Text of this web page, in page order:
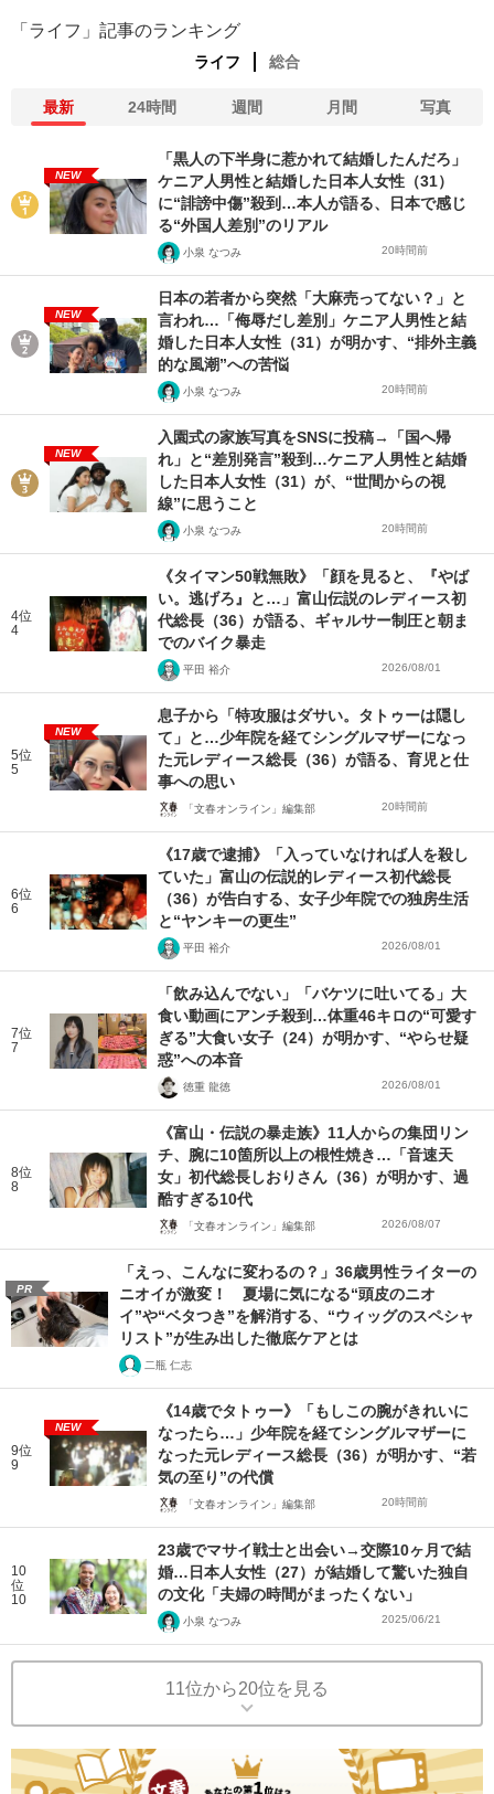
「ライフ」記事のランキング
ライフ 総合
最新 24時間 週間 月間 写真
NEW
「黒人の下半身に惹かれて結婚したんだろ」
ケニア人男性と結婚した日本人女性（31）
に“誹謗中傷”殺到…本人が語る、日本で感じ
る“外国人差別”のリアル
小泉 なつみ 20時間前
NEW
日本の若者から突然「大麻売ってない？」と
言われ…「侮辱だし差別」ケニア人男性と結
婚した日本人女性（31）が明かす、“排外主義
的な風潮”への苦悩
小泉 なつみ 20時間前
NEW
入園式の家族写真をSNSに投稿→「国へ帰
れ」と“差別発言”殺到…ケニア人男性と結婚
した日本人女性（31）が、“世間からの視
線”に思うこと
小泉 なつみ 20時間前
4位
4
《タイマン50戦無敗》「顔を見ると、『やば
い。逃げろ』と…」富山伝説のレディース初
代総長（36）が語る、ギャルサー制圧と朝ま
でのバイク暴走
平田 裕介 2026/08/01
5位
5
NEW
息子から「特攻服はダサい。タトゥーは隠し
て」と…少年院を経てシングルマザーになっ
た元レディース総長（36）が語る、育児と仕
事への思い
「文春オンライン」編集部 20時間前
6位
6
《17歳で逮捕》「入っていなければ人を殺し
ていた」富山の伝説的レディース初代総長
（36）が告白する、女子少年院での独房生活
と“ヤンキーの更生”
平田 裕介 2026/08/01
7位
7
「飲み込んでない」「バケツに吐いてる」大
食い動画にアンチ殺到…体重46キロの“可愛す
ぎる”大食い女子（24）が明かす、“やらせ疑
惑”への本音
徳重 龍徳 2026/08/01
8位
8
《富山・伝説の暴走族》11人からの集団リン
チ、腕に10箇所以上の根性焼き…「音速天
女」初代総長しおりさん（36）が明かす、過
酷すぎる10代
「文春オンライン」編集部 2026/08/07
PR
「えっ、こんなに変わるの？」36歳男性ライターの
ニオイが激変！ 夏場に気になる“頭皮のニオ
イ”や“ベタつき”を解消する、“ウィッグのスペシャ
リスト”が生み出した徹底ケアとは
二瓶 仁志
9位
9
NEW
《14歳でタトゥー》「もしこの腕がきれいに
なったら…」少年院を経てシングルマザーに
なった元レディース総長（36）が明かす、“若
気の至り”の代償
「文春オンライン」編集部 20時間前
10
位
10
23歳でマサイ戦士と出会い→交際10ヶ月で結
婚…日本人女性（27）が結婚して驚いた独自
の文化「夫婦の時間がまったくない」
小泉 なつみ 2025/06/21
11位から20位を見る